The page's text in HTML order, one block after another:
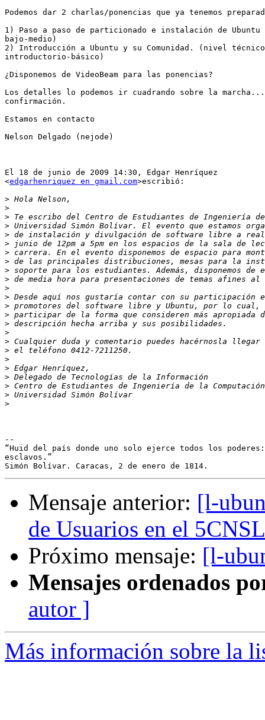
Podemos dar 2 charlas/ponencias que ya tenemos
1) Paso a paso de particionado e instalación de
bajo-medio)
2) Introducción a Ubuntu y su Comunidad. (nivel
introductorio-básico)
¿Disponemos de VideoBeam para las ponencias?
Los detalles lo podemos ir cuadrando sobre la
confirmación.
Estamos en contacto
Nelson Delgado (nejode)
El 18 de junio de 2009 14:30, Edgar Henríquez
<edgarhenriquez en gmail.com>escribió:
>
>
>
>
>
>
>
>
>
>
>
>
>
>
>
>
>
>
>
>
>
>
>
>
--
“Huid del país donde uno solo ejerce todos los
esclavos.”
Mensaje anterior: [l-
de Usuarios en el
Próximo mensaje: [l-
Mensajes ordenados
autor ]
Más información sobre la